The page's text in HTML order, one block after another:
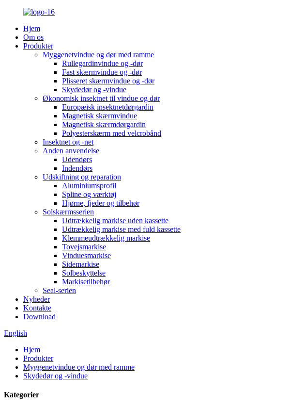
Hjem
Om os
Produkter
Myggenetvindue og dør med ramme
Rullegardinvindue og -dør
Fast skærmvindue og -dør
Plisseret skærmvindue og -dør
Skydedør og -vindue
Økonomisk insektnet til vindue og dør
Europæisk insektnetdørgardin
Magnetisk skærmvindue
Magnetisk skærmdørgardin
Polyesterskærm med velcrobånd
Insektnet og -net
Anden anvendelse
Udendørs
Indendørs
Udskiftning og reparation
Aluminiumsprofil
Spline og værktøj
Hjørne, fjeder og tilbehør
Solskærmsserien
Udtrækkelig markise uden kassette
Udtrækkelig markise med fuld kassette
Klemmeudtrækkelig markise
Tovejsmarkise
Vinduesmarkise
Sidemarkise
Solbeskyttelse
Markisetilbehør
Seal-serien
Nyheder
Kontakte
Download
English
Hjem
Produkter
Myggenetvindue og dør med ramme
Skydedør og -vindue
Kategorier